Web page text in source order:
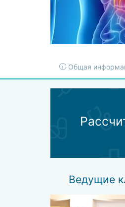
Общая
Ведущие